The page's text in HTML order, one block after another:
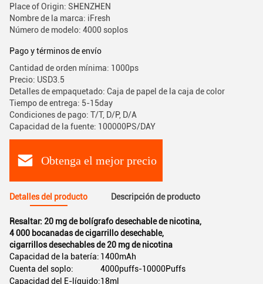
Place of Origin: SHENZHEN
Nombre de la marca: iFresh
Número de modelo: 4000 soplos
Pago y términos de envío
Cantidad de orden mínima: 1000ps
Precio: USD3.5
Detalles de empaquetado: Caja de papel de la caja de color
Tiempo de entrega: 5-15day
Condiciones de pago: T/T, D/P, D/A
Capacidad de la fuente: 100000PS/DAY
Obtenga el mejor precio
Detalles del producto Descripción de producto
Resaltar: 20 mg de bolígrafo desechable de nicotina,
4 000 bocanadas de cigarrillo desechable,
cigarrillos desechables de 20 mg de nicotina
Capacidad de la batería: 1400mAh
Cuenta del soplo:
4000puffs-10000Puffs
Capacidad del E-líquido:18ml